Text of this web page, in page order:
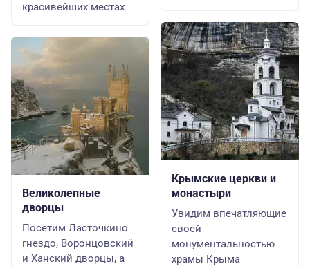
красивейших местах
Великолепные
дворцы
Посетим Ласточкино
гнездо, Воронцовский
и Ханский дворцы, а
Крымские церкви и
монастыри
Увидим впечатляющие
своей
монументальностью
храмы Крыма